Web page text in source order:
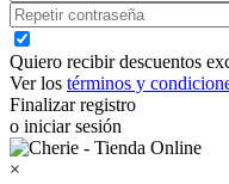
Quiero recibir descuentos
Ver los términos y
Finalizar registro
o iniciar sesión
×